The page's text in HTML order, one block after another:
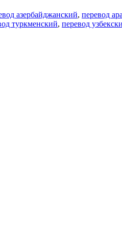
азербайджанский, перевод
туркменский, перевод